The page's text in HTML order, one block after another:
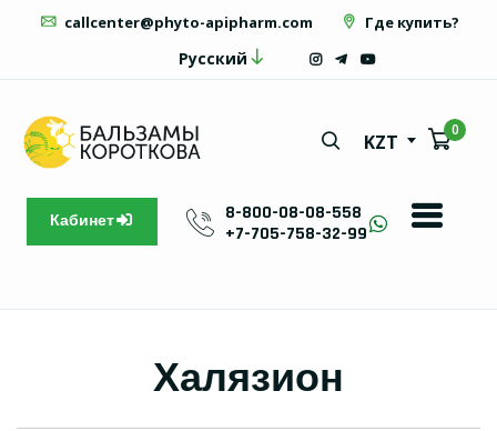
callcenter@phyto-apipharm.com Где купить?
Русский
KZT
0
Кабинет
8-800-08-08-558
+7-705-758-32-99
Халязион